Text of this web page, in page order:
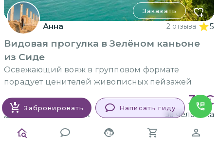
Заказать
Анна 2 отзыва 5
Видовая прогулка в Зелёном каньоне
из Сиде
Освежающий вояж в групповом формате
порадует ценителей живописных пейзажей
8 часов 32€
более 20 человек за человека
Забронировать Написать гиду